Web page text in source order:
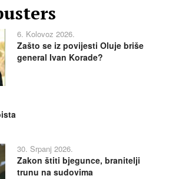
6. Kolovoz 2026.
Zašto se iz povijesti Oluje briše
general Ivan Korade?
30. Srpanj 2026.
Zakon štiti bjegunce, branitelji
trunu na sudovima